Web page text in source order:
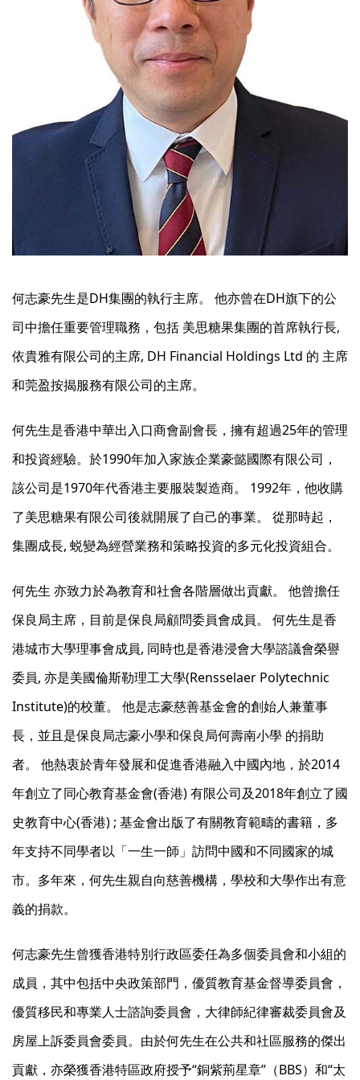
何志豪先生是DH集團的執行主席。 他亦曾在DH旗下的公
司中擔任重要管理職務，包括 美思糖果集團的首席執行長,
依貴雅有限公司的主席, DH Financial Holdings Ltd 的 主席
和莞盈按揭服務有限公司的主席。
何先生是香港中華出入口商會副會長，擁有超過25年的管理
和投資經驗。於1990年加入家族企業豪懿國際有限公司，
該公司是1970年代香港主要服裝製造商。 1992年，他收購
了美思糖果有限公司後就開展了自己的事業。 從那時起，
集團成長, 蜕變為經營業務和策略投資的多元化投資組合。
何先生 亦致力於為教育和社會各階層做出貢獻。 他曾擔任
保良局主席，目前是保良局顧問委員會成員。 何先生是香
港城市大學理事會成員, 同時也是香港浸會大學諮議會榮譽
委員, 亦是美國倫斯勒理工大學(Rensselaer Polytechnic
Institute)的校董。 他是志豪慈善基金會的創始人兼董事
長，並且是保良局志豪小學和保良局何壽南小學 的捐助
者。 他熱衷於青年發展和促進香港融入中國內地，於2014
年創立了同心教育基金會(香港) 有限公司及2018年創立了國
史教育中心(香港) ; 基金會出版了有關教育範疇的書籍，多
年支持不同學者以「一生一師」訪問中國和不同國家的城
市。多年來，何先生親自向慈善機構，學校和大學作出有意
義的捐款。
何志豪先生曾獲香港特別行政區委任為多個委員會和小組的
成員，其中包括中央政策部門，優質教育基金督導委員會，
優質移民和專業人士諮詢委員會，大律師紀律審裁委員會及
房屋上訴委員會委員。由於何先生在公共和社區服務的傑出
貢獻，亦榮獲香港特區政府授予“銅紫荊星章”（BBS）和“太